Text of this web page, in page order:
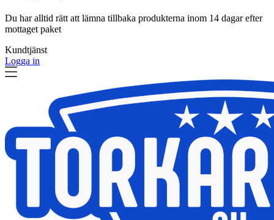
Du har alltid rätt att lämna tillbaka produkterna inom 14 dagar efter
mottaget paket
Kundtjänst
Logga in